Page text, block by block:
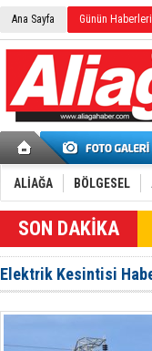
Ana Sayfa Günün Haberleri
ALİAĞA BÖLGESEL
SON DAKİKA
Elektrik Kesintisi